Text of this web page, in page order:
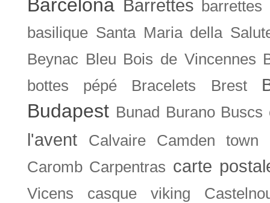
Barcelona Barrettes
basilique Santa Maria della
Beynac Bleu Bois de Vincennes
bottes pépé
Bracelets Brest
Budapest Bunad Burano Buscs
l'avent Calvaire Camden town
Caromb Carpentras carte
Vicens casque viking